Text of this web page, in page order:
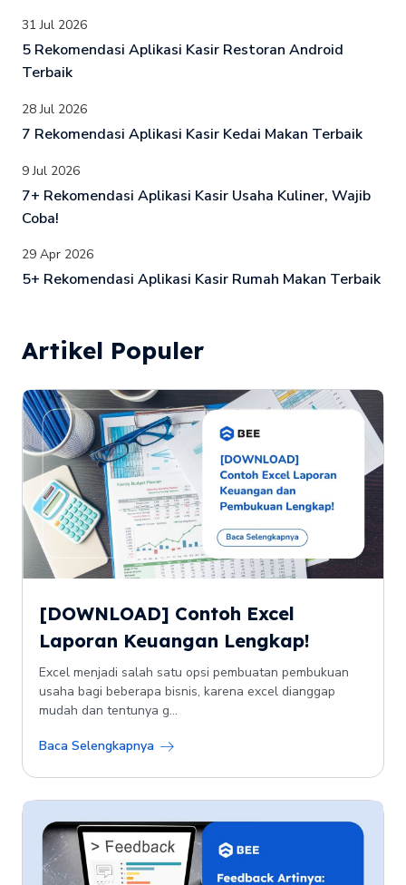
31 Jul 2026
5 Rekomendasi Aplikasi Kasir Restoran Android
Terbaik
28 Jul 2026
7 Rekomendasi Aplikasi Kasir Kedai Makan Terbaik
9 Jul 2026
7+ Rekomendasi Aplikasi Kasir Usaha Kuliner, Wajib
Coba!
29 Apr 2026
5+ Rekomendasi Aplikasi Kasir Rumah Makan Terbaik
Artikel Populer
[DOWNLOAD] Contoh Excel
Laporan Keuangan Lengkap!
Excel menjadi salah satu opsi pembuatan pembukuan
usaha bagi beberapa bisnis, karena excel dianggap
mudah dan tentunya g...
Baca Selengkapnya